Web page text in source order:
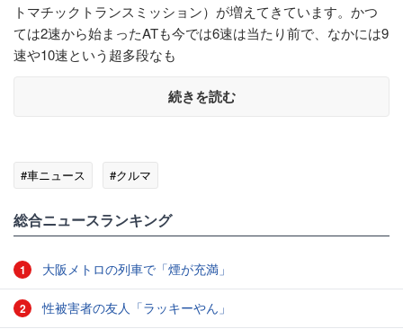
トマチックトランスミッション）が増えてきています。かつ
ては2速から始まったATも今では6速は当たり前で、なかには9
速や10速という超多段なも
続きを読む
#車ニュース #クルマ
総合ニュースランキング
1 大阪メトロの列車で「煙が充満」
2 性被害者の友人「ラッキーやん」